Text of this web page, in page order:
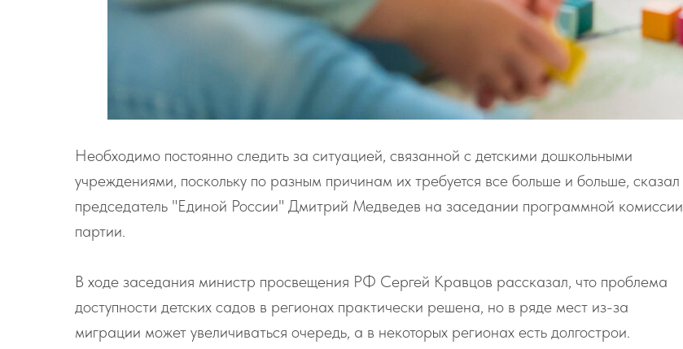
Необходимо постоянно следить за ситуацией, связанной с детскими дошкольными
учреждениями, поскольку по разным причинам их требуется все больше и больше, сказал
председатель "Единой России" Дмитрий Медведев на заседании программной комиссии
партии.
В ходе заседания министр просвещения РФ Сергей Кравцов рассказал, что проблема
доступности детских садов в регионах практически решена, но в ряде мест из-за
миграции может увеличиваться очередь, а в некоторых регионах есть долгострои.